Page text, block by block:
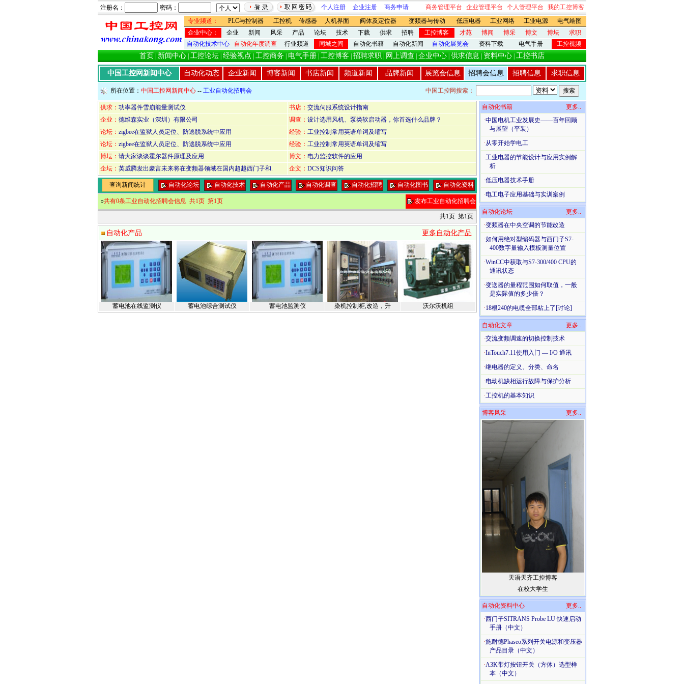
注册名： 密码： 个人注册 企业注册 商务申请 商务管理平台 企业管理平台 个人管理平台
我的工控博客
专业频道：
PLC与控制器 工控机 传感器 人机界面 阀体及定位器 变频器与传动 低压电器 工业网络 工业电源
电气绘图
企业中心：
企业 新闻 风采 产品 论坛 技术 下载 供求 招聘 工控博客 才苑 博闻 博采 博文 博坛
求职
自动化技术中心
自动化年度调查 行业频道 同城之间 自动化书籍 自动化新闻 自动化展览会 资料下载 电气手册 工控视频
首页 新闻中心 工控论坛 经验视点 工控商务 电气手册 工控博客 招聘求职 网上调查 企业中心 供求信息 资料中心 工控书店
中国工控网新闻中心 自动化动态 企业新闻 博客新闻 书店新闻 频道新闻 品牌新闻 展览会信息 招聘会信息 招聘信息 求职信息
所在位置： 中国工控网新闻中心 -- 工业自动化招聘会 中国工控网搜索：
供求： 功率器件雪崩能量测试仪 书店： 交流伺服系统设计指南
企业： 德维森实业（深圳）有限公司 调查： 设计选用风机、泵类软启动器，你首选什么品牌？
论坛： zigbee在监狱人员定位、防逃脱系统中应用 经验： 工业控制常用英语单词及缩写
论坛： zigbee在监狱人员定位、防逃脱系统中应用 经验： 工业控制常用英语单词及缩写
博坛： 请大家谈谈霍尔器件原理及应用 博文： 电力监控软件的应用
企坛： 英威腾发出豪言未来将在变频器领域在国内超越西门子和. 企文： DCS知识问答
查询新闻统计 自动化论坛 自动化技术 自动化产品 自动化调查 自动化招聘 自动化图书 自动化资料
○共有0条工业自动化招聘会信息 共1页 第1页 发布工业自动化招聘会
共1页 第1页
自动化产品 更多自动化产品
蓄电池在线监测仪 蓄电池综合测试仪 蓄电池监测仪 染机控制柜,改造，升 沃尔沃机组
自动化书籍
更多..
·中国电机工业发展史——百年回顾
与展望（平装）
·从零开始学电工
·工业电器的节能设计与应用实例解
析
·低压电器技术手册
·电工电子应用基础与实训案例
自动化论坛
更多..
·变频器在中央空调的节能改造
·如何用绝对型编码器与西门子S7-
400数字量输入模板测量位置
·WinCC中获取与S7-300/400 CPU的
通讯状态
·变送器的量程范围如何取值，一般
是实际值的多少倍？
·18根240的电缆全部粘上了[讨论]
自动化文章
更多..
·交流变频调速的切换控制技术
·InTouch7.11使用入门 — I/O 通讯
·继电器的定义、分类、命名
·电动机缺相运行故障与保护分析
·工控机的基本知识
博客风采 更多..
天语天齐工控博客
在校大学生
自动化资料中心
更多..
·西门子SITRANS Probe LU 快速启动
手册（中文）
·施耐德Phaseo系列开关电源和变压器
产品目录（中文）
·A3K带灯按钮开关（方体）选型样
本（中文）